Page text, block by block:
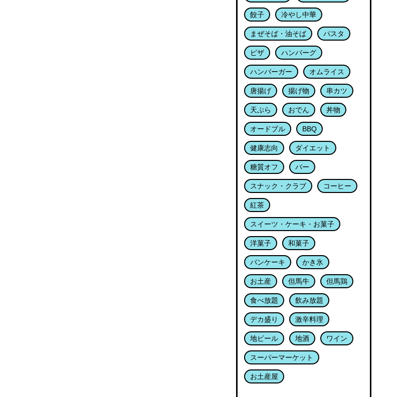
餃子 冷やし中華
まぜそば・油そば パスタ
ピザ ハンバーグ
ハンバーガー オムライス
唐揚げ 揚げ物 串カツ
天ぷら おでん 丼物
オードブル BBQ
健康志向 ダイエット
糖質オフ バー
スナック・クラブ コーヒー
紅茶
スイーツ・ケーキ・お菓子
洋菓子 和菓子
パンケーキ かき氷
お土産 但馬牛 但馬鶏
食べ放題 飲み放題
デカ盛り 激辛料理
地ビール 地酒 ワイン
スーパーマーケット
お土産屋